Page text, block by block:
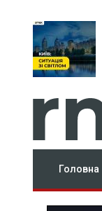
Головна